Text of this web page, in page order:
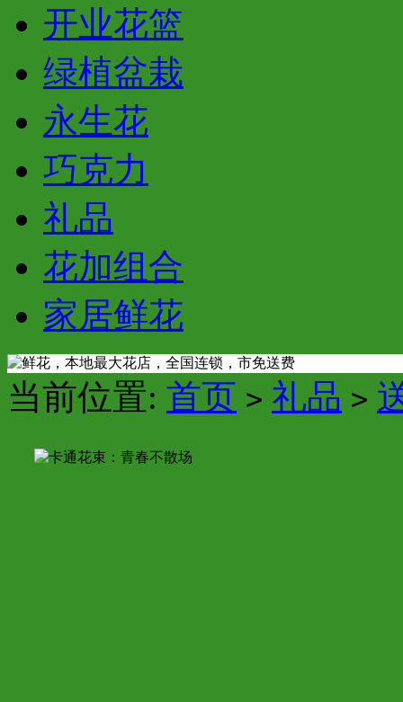
开业花篮
绿植盆栽
永生花
巧克力
礼品
花加组合
家居鲜花
当前位置: 首页 > 礼品 >